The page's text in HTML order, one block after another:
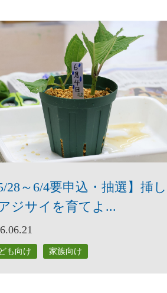
5/28～6/4要申込・抽選】挿
ジサイを育てよ...
も向け 家族向け